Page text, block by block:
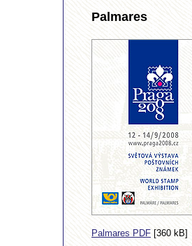
Palmares
Palmares PDF [360 kB]